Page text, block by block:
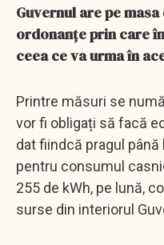
Guvernul are pe
ordonanțe prin care
ceea ce va urma în
Printre măsuri se
vor fi obligați să facă
dat fiindcă pragul
pentru consumul
255 de kWh, pe lună,
surse din interiorul